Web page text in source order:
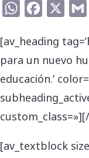
WhatsAppFacebook
[av_heading
para un nuevo
educación.’
[av_textblock